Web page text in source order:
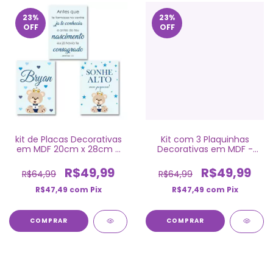
23%
OFF
kit de Placas Decorativas
em MDF 20cm x 28cm -
R$64,99
R$49,99
R$47,49 com Pix
COMPRAR
23%
OFF
Kit com 3 Plaquinhas
Decorativas em MDF -
R$64,99
R$49,99
R$47,49 com Pix
COMPRAR